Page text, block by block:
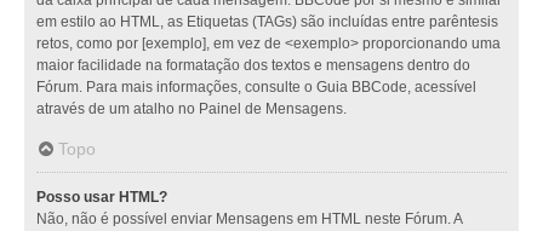
em estilo ao HTML, as Etiquetas (TAGs) são incluídas entre parêntesis
retos, como por [exemplo], em vez de <exemplo> proporcionando uma
maior facilidade na formatação dos textos e mensagens dentro do
Fórum. Para mais informações, consulte o Guia BBCode, acessível
através de um atalho no Painel de Mensagens.
Topo
Posso usar HTML?
Não, não é possível enviar Mensagens em HTML neste Fórum. A